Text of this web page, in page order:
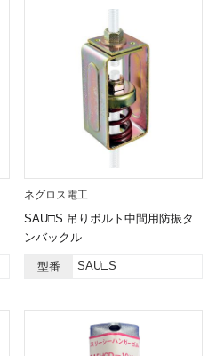
ネグロス電工
SAU□S 吊りボルト中間用防振タ
ンバックル
型番 SAU□S